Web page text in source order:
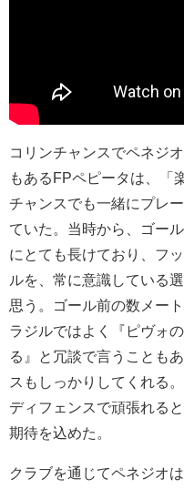
コリンチャンスでペネジ
もある FPペピータは、「
チャンスでも一緒にプレ
ていた。当時から、ゴー
にとても長けており、フ
ルを、常に意識している
思う。ゴール前の数メー
ラジルではよく『ピヴォ
る』と冗談で言うことも
スもしっかりしてくれる
ディフェンスで頑張れる
期待を込めた。
クラブを通じてペネジオ